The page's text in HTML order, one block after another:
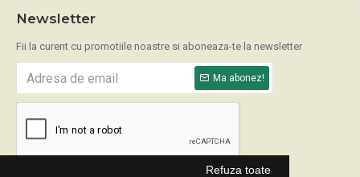
Refuza toate
Newsletter
Fii la curent cu promotiile noastre si aboneaza-te la newsletter
Ma abonez!